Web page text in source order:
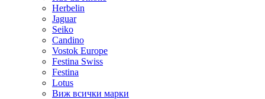
Herbelin
Jaguar
Seiko
Candino
Vostok Europe
Festina Swiss
Festina
Lotus
Виж всички марки